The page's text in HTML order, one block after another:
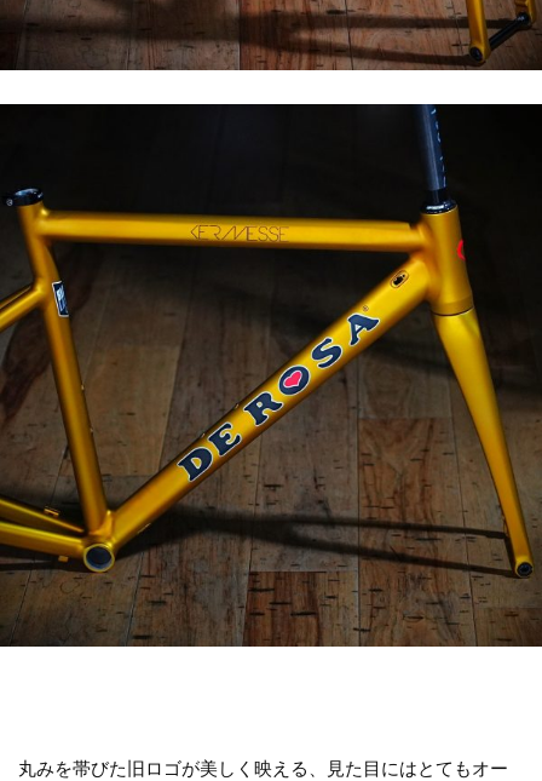
丸みを帯びた旧ロゴが美しく映える、見た目にはとてもオー